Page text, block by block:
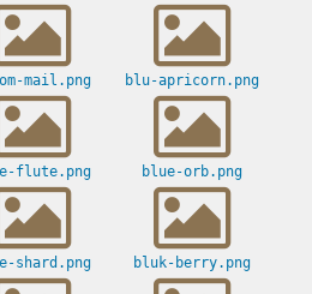
mail.png blu-apricorn.png
flute.png blue-orb.png
shard.png bluk-berry.png